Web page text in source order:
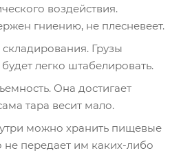
воздействия.
гниению, не плесневеет.
Грузы
легко штабелировать.
Она достигает
тара весит мало.
можно хранить пищевые
не передает им каких-либо